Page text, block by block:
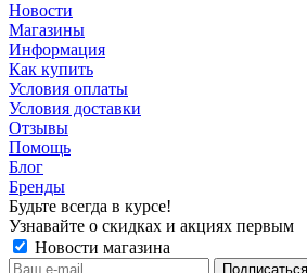
Новости
Магазины
Информация
Как купить
Условия оплаты
Условия доставки
Отзывы
Помощь
Блог
Бренды
Будьте всегда в курсе!
Узнавайте о скидках и акциях первым
Новости магазина